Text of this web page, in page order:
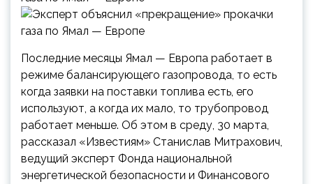
Последние месяцы Ямал — Европа работает в
режиме балансирующего газопровода, то есть
когда заявки на поставки топлива есть, его
используют, а когда их мало, то трубопровод
работает меньше. Об этом в среду, 30 марта,
рассказал «Известиям» Станислав Митрахович,
ведущий эксперт Фонда национальной
энергетической безопасности и Финансового